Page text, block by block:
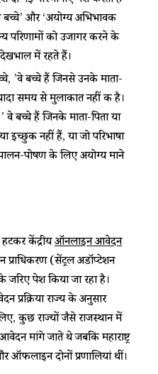
और ‘अयोग्य अभिभावक
परिणामों को उजागर करने के
में रहते हैं।
’वे बच्चे हैं जिनसे उनके माता-
समय से मुलाकात नहीं की है।
बच्चे हैं जिनके माता-पिता या
नहीं हैं, या जो परिभाषा
पोषण के लिए अयोग्य माने
हटकर केंद्रीयऑनलाइन आवेदन
प्राधिकरण (सेंट्रल अडॉप्टेशन
जरिए पेश किया जा रहा है।
राज्य के अनुसार
कुछ राज्यों जैसे राजस्थान में
मांगे जाते थे जबकि महाराष्ट्र
ऑफलाइन दोनों प्रणालियां थीं।